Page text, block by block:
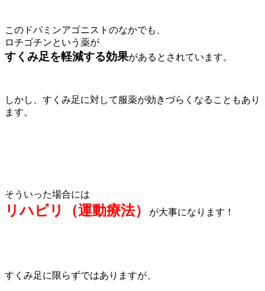
このドパミンアゴニストのなかでも、
ロチゴチンという薬が
すくみ足を軽減する効果があるとされています。
しかし、すくみ足に対して服薬が効きづらくなることもあり
ます。
そういった場合には
リハビリ（運動療法） が大事になります！
すくみ足に限らずではありますが、